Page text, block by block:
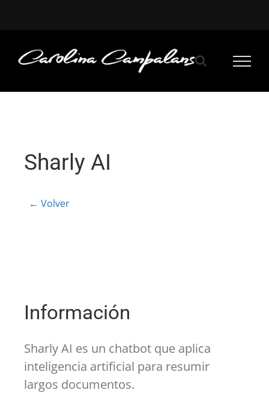
Sharly AI
← Volver
Información
Sharly AI es un chatbot que aplica
inteligencia artificial para resumir
largos documentos.